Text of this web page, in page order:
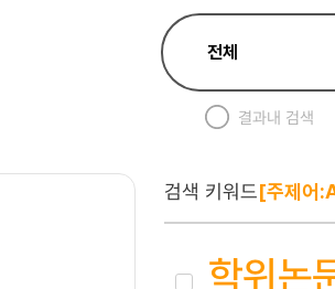
결과내 검색
검색 키워드[주제어
학위논